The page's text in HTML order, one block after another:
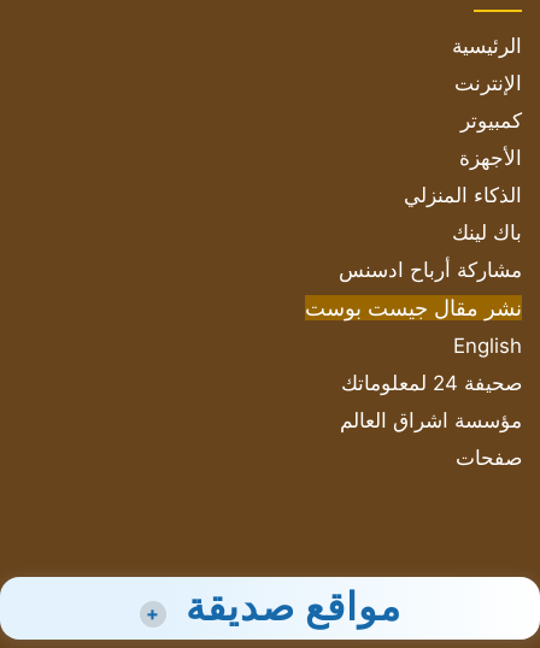
الرئيسية
الإنترنت
كمبيوتر
الأجهزة
الذكاء المنزلي
باك لينك
مشاركة أرباح ادسنس
نشر مقال جيست بوست
English
صحيفة 24 لمعلوماتك
مؤسسة اشراق العالم
صفحات
مواقع صديقة +